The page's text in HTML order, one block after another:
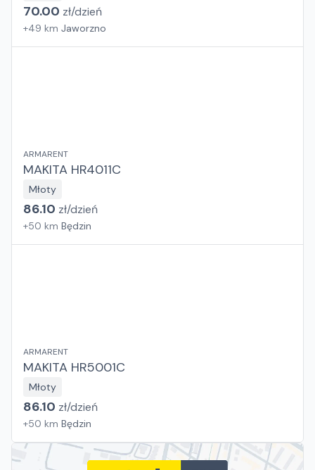
70.00 zł/dzień
+49 km Jaworzno
ARMARENT
MAKITA HR4011C
Młoty
86.10 zł/dzień
+50 km Będzin
ARMARENT
MAKITA HR5001C
Młoty
86.10 zł/dzień
+50 km Będzin